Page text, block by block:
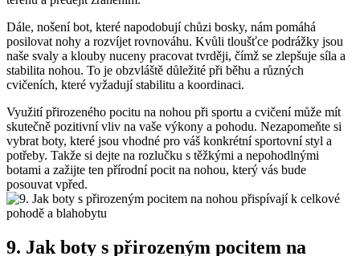
Dále, nošení bot, které napodobují chůzi ⁢bosky, nám pomáhá
posilovat nohy a rozvíjet rovnováhu. Kvůli tloušťce podrážky jsou
naše svaly a klouby⁤ nuceny pracovat tvrději, čímž​ se zlepšuje síla ⁣a‍
stabilita nohou. ‍To je obzvláště důležité při⁣ běhu ⁢a‍ různých
cvičeních, které vyžadují stabilitu a koordinaci.
Využití⁢ přirozeného⁤ pocitu​ na nohou při sportu a ‌cvičení může mít
‍skutečně pozitivní ‍vliv na⁣ vaše výkony a pohodu. ⁤Nezapomeňte⁤ si
vybrat boty, které jsou vhodné pro váš konkrétní ⁣sportovní‌ styl a
‍potřeby. ⁢Takže‍ si ​dejte ‌na‍ rozlučku s těžkými a ⁣nepohodlnými
botami a zažijte ten přírodní⁣ pocit na nohou, který vás ‍bude
posouvat vpřed.
9. ‍Jak boty s‍ přirozeným pocitem na